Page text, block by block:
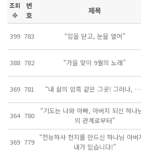
조회
수
번
호
제목
399 783 “입을 닫고, 눈을 열어”
388 782 “가을 맞이 9월의 노래”
369 781 “내 삶의 암흑 같은 그곳! 그러나,
364 780
“기도는 나와 아빠, 아버지 되신 하나
의 관계로부터”
369 779
“전능하사 천지를 만드신 하나님 아버
내가 믿습니다!”